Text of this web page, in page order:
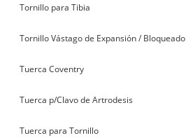
Tornillo para Tibia
Tornillo Vástago de Expansión / Bloqueado
Tuerca Coventry
Tuerca p/Clavo de Artrodesis
Tuerca para Tornillo